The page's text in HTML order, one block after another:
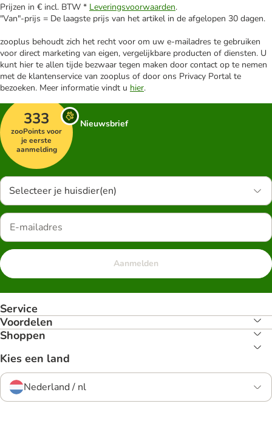
Prijzen in € incl. BTW * Leveringsvoorwaarden.
"Van"-prijs = De laagste prijs van het artikel in de afgelopen 30 dagen.
zooplus behoudt zich het recht voor om uw e-mailadres te gebruiken
voor direct marketing van eigen, vergelijkbare producten of diensten. U
kunt hier te allen tijde bezwaar tegen maken door contact op te nemen
met de klantenservice van zooplus of door ons Privacy Portal te
bezoeken. Meer informatie vindt u hier.
333
zooPoints voor
je eerste
aanmelding
Nieuwsbrief
Selecteer je huisdier(en)
Aanmelden
Service
Voordelen
Shoppen
Kies een land
Nederland / nl